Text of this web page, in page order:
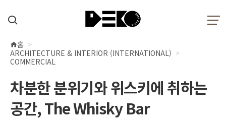
현
재
치
홈
ARCHITECTURE & INTERIOR (INTERNATIONAL)
COMMERCIAL
차분한 분위기와 위스키에 취하는
공간, The Whisky Bar